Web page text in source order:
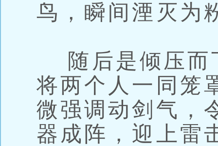
鸟，瞬间湮灭为
随后是倾压而
将两个人一同笼
微强调动剑气，
器成阵，迎上雷